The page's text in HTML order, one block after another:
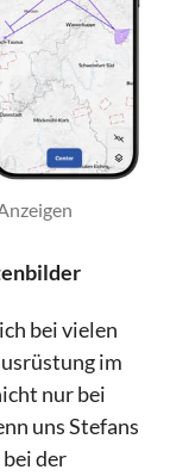
bei vielen
im
nur bei
uns Stefans
der